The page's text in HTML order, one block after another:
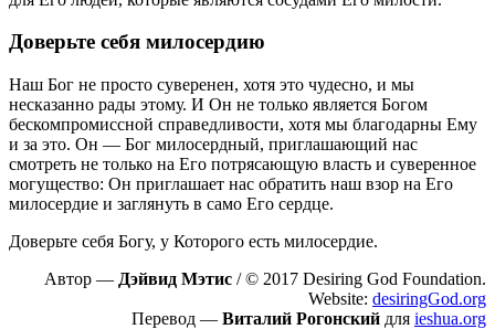
Доверьте себя милосердию
Наш Бог не просто суверенен, хотя это чудесно, и мы
несказанно рады этому. И Он не только является Богом
бескомпромиссной справедливости, хотя мы благодарны Ему
и за это. Он — Бог милосердный, приглашающий нас
смотреть не только на Его потрясающую власть и суверенное
могущество: Он приглашает нас обратить наш взор на Его
милосердие и заглянуть в само Его сердце.
Доверьте себя Богу, у Которого есть милосердие.
Автор — Дэйвид Мэтис / © 2017 Desiring God Foundation.
Website: desiringGod.org
Перевод — Виталий Рогонский для ieshua.org